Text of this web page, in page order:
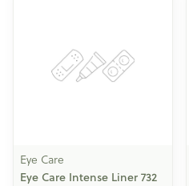
Eye Care
Eye Care Intense Liner 732